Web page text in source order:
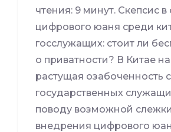
чтения: 9 минут. Скепсис
цифрового юаня среди
госслужащих: стоит ли
о приватности? В Китае
растущая озабоченность
государственных
поводу возможной
внедрения цифрового